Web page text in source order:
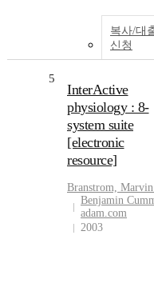
복사/대
신청
5
InterActive
physiology : 8-
system suite
[electronic
resource]
Branstrom,
Benjamin
adam.com
2003